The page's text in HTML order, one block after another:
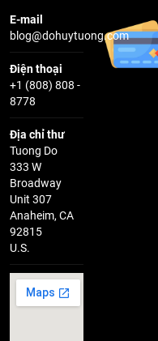
E-mail
blog@dohuytuong.com
Điện thoại
+1 (808) 808 -
8778
Địa chỉ thư
Tuong Do
333 W
Broadway
Unit 307
Anaheim, CA
92815
U.S.